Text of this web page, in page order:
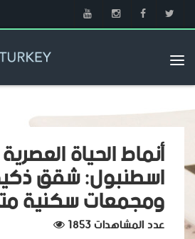
أنماط الحياة
اسطنبول: شقق
ومجمعات سكنية
عدد المشاهدات 1853